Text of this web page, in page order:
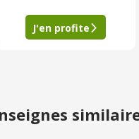
J'en profite